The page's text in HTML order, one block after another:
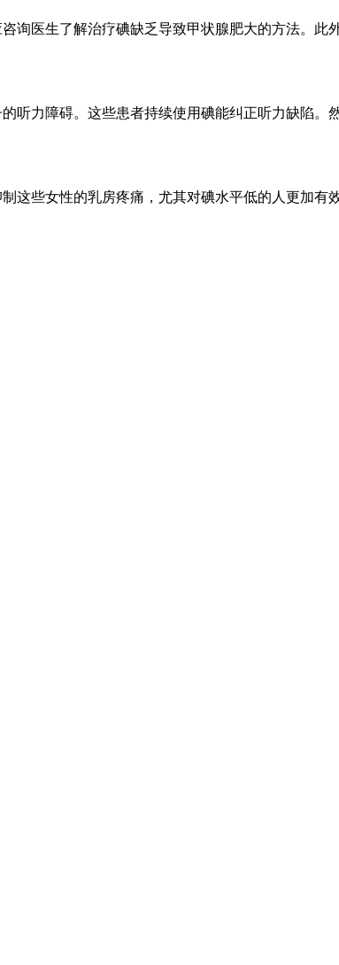
询医生了解治疗碘缺乏导致甲状腺肥大的方法。此
听力障碍。这些患者持续使用碘能纠正听力缺陷。
这些女性的乳房疼痛，尤其对碘水平低的人更加有效